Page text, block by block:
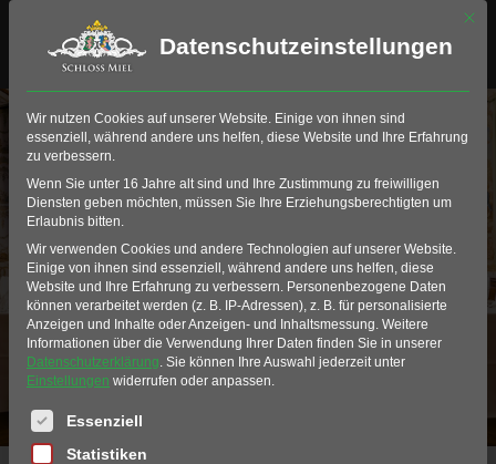
Erlebnis-Typ: Freizeit &
Kultur
Mit
Datenschutzeinstellungen
Wir nutzen Cookies auf unserer Website. Einige von ihnen sind
essenziell, während andere uns helfen, diese Website und Ihre Erfahrung
zu verbessern.
Wenn Sie unter 16 Jahre alt sind und Ihre Zustimmung zu freiwilligen
Diensten geben möchten, müssen Sie Ihre Erziehungsberechtigten um
Erlaubnis bitten.
Wir verwenden Cookies und andere Technologien auf unserer Website.
Einige von ihnen sind essenziell, während andere uns helfen, diese
Website und Ihre Erfahrung zu verbessern. Personenbezogene Daten
können verarbeitet werden (z. B. IP-Adressen), z. B. für personalisierte
Anzeigen und Inhalte oder Anzeigen- und Inhaltsmessung. Weitere
Informationen über die Verwendung Ihrer Daten finden Sie in unserer
Datenschutzerklärung. Sie können Ihre Auswahl jederzeit unter
Einstellungen widerrufen oder anpassen.
Es folgt eine Liste der Service-Gruppen, für die eine
Essenziell
Statistiken